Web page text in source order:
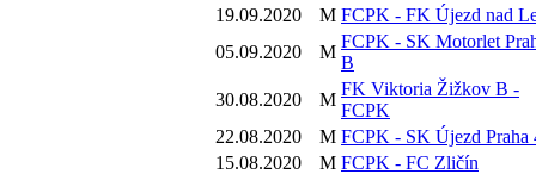
19.09.2020
M FCPK - FK Újezd nad
05.09.2020
M
FCPK - SK Motorlet
B
30.08.2020
M
FK Viktoria Žižkov B -
FCPK
22.08.2020
M FCPK - SK Újezd Praha
15.08.2020
M FCPK - FC Zličín